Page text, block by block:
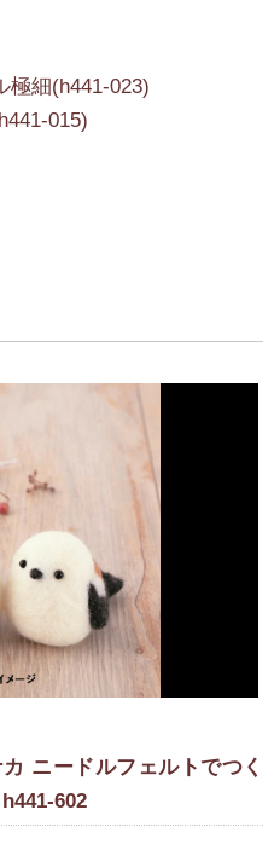
極細(h441-023)
015)
ニードルフェルトでつく
602